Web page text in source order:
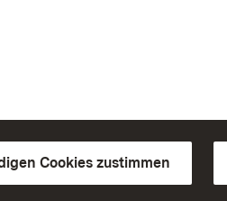
Cookies zustimmen